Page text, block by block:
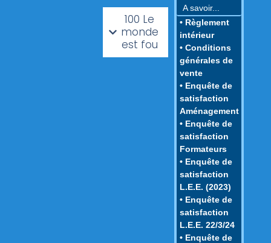
100 Le
monde
est fou
A savoir...
• Règlement
intérieur
• Conditions
générales de
vente
• Enquête de
satisfaction
Aménagement
• Enquête de
satisfaction
Formateurs
• Enquête de
satisfaction
L.E.E. (2023)
• Enquête de
satisfaction
L.E.E. 22/3/24
• Enquête de